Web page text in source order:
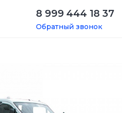
8 999 444 18 37
Обратный звонок